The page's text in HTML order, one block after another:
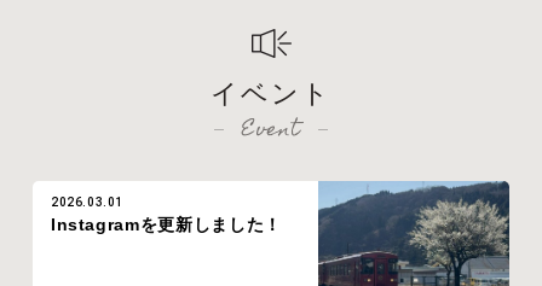
イベント
Event
2026.03.01
Instagramを更新しました！